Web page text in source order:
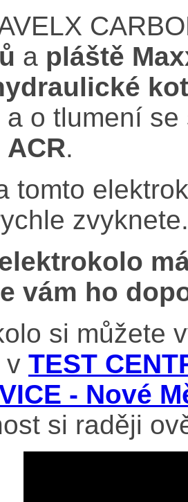
a pláště
a o tlumení
.
tomto
zvyknete.
vám ho
si můžete
v TEST
- Nové
si raději